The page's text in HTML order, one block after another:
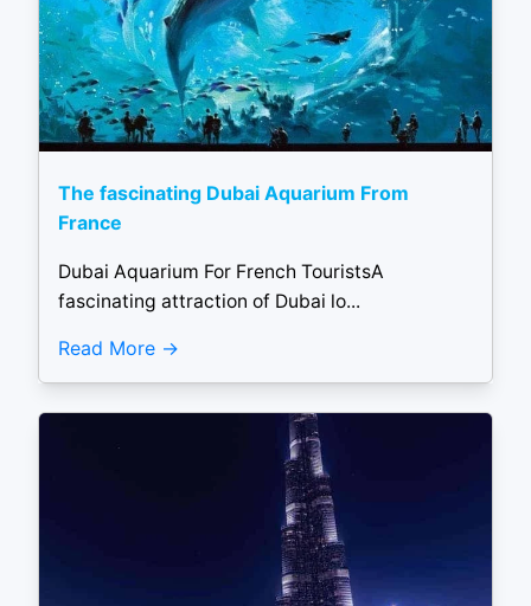
The fascinating Dubai Aquarium From
France
Dubai Aquarium For French TouristsA
fascinating attraction of Dubai lo...
Read More